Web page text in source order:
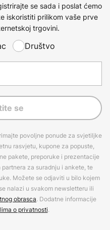
se sada i poslat ćemo
iskoristiti prilikom vaše prve
trgovini.
Društvo
se
povoljne ponude za svjetiljke
rasvjetu, kupone za popuste,
pakete, preporuke i prezentacije
za suradnju i ankete, te
Možete se odjaviti u bilo kojem
nalazi u svakom newsletteru ili
obrasca. Dodatne informacije
o privatnosti.